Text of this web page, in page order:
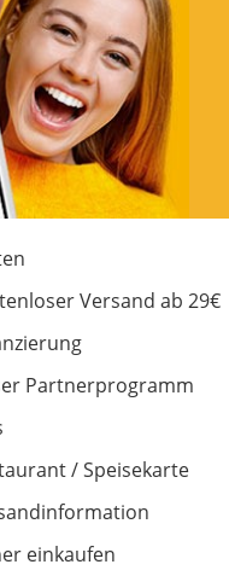
hilfreich
Versand ab 29€
Partnerprogramm
/ Speisekarte
einkaufen